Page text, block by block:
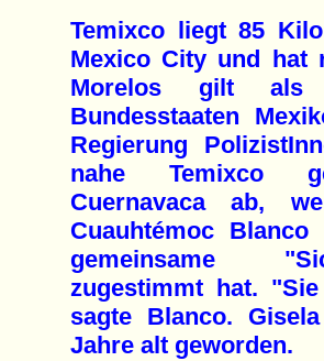
Temixco liegt 85
Mexico City und hat
Morelos gilt als
Bundesstaaten
Regierung
nahe Temixco
Cuernavaca ab,
Cuauhtémoc
gemeinsame
zugestimmt hat.
sagte Blanco.
Jahre alt geworden.